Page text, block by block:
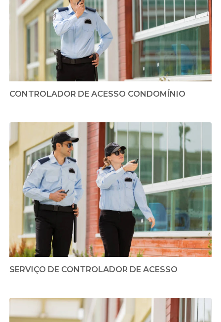
CONTROLADOR DE ACESSO CONDOMÍNIO
SERVIÇO DE CONTROLADOR DE ACESSO